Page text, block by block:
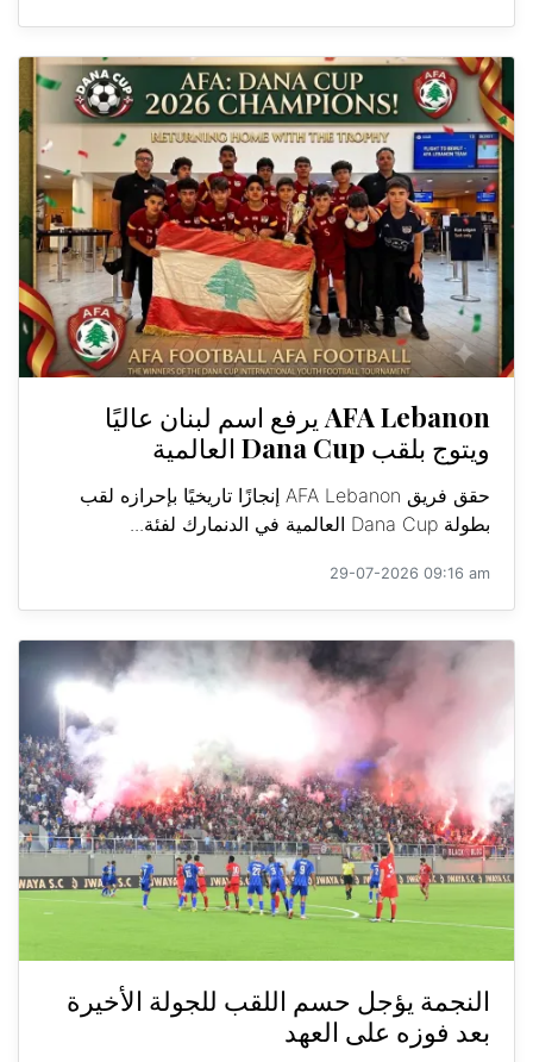
AFA Lebanon يرفع اسم لبنان عاليًا
ويتوج بلقب Dana Cup العالمية
حقق فريق AFA Lebanon إنجازًا تاريخيًا بإحرازه لقب
بطولة Dana Cup العالمية في الدنمارك لفئة...
29-07-2026 09:16 am
النجمة يؤجل حسم اللقب للجولة الأخيرة
بعد فوزه على العهد